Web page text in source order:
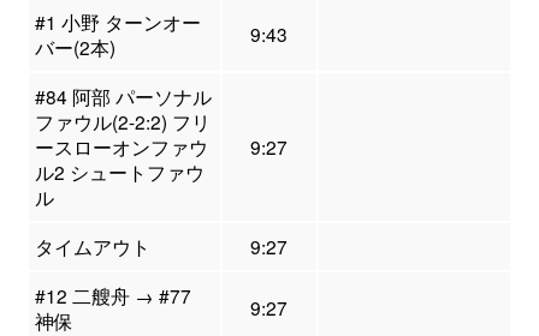
#1 小野 ターンオー
バー(2本)
9:43
#84 阿部 パーソナル
ファウル(2-2:2) フリ
ースローオンファウ
ル2 シュートファウ
ル
9:27
タイムアウト
9:27
#12 二艘舟 → #77
神保
9:27